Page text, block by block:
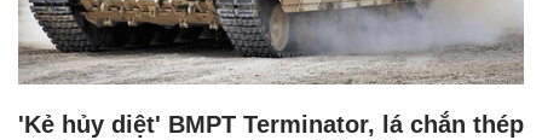
'Kẻ hủy diệt' BMPT Terminator, lá chắn thép